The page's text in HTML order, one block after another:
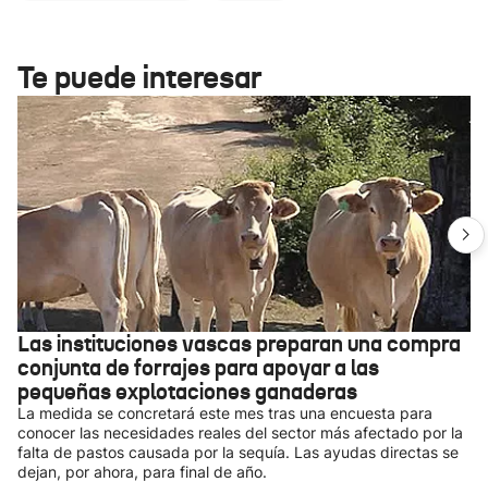
Te puede interesar
Las instituciones vascas preparan una compra
conjunta de forrajes para apoyar a las
pequeñas explotaciones ganaderas
La medida se concretará este mes tras una encuesta para
conocer las necesidades reales del sector más afectado por la
falta de pastos causada por la sequía. Las ayudas directas se
dejan, por ahora, para final de año.